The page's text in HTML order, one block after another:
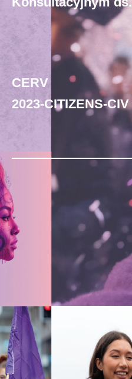
CERV
2023-CITIZENS-CIV